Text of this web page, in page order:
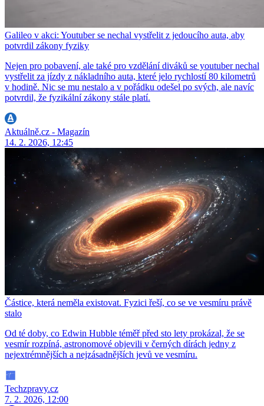
Galileo v akci: Youtuber se nechal vystřelit z jedoucího auta, aby
potvrdil zákony fyziky
Nejen pro pobavení, ale také pro vzdělání diváků se youtuber nechal
vystřelit za jízdy z nákladního auta, které jelo rychlostí 80 kilometrů
v hodině. Nic se mu nestalo a v pořádku odešel po svých, ale navíc
potvrdil, že fyzikální zákony stále platí.
Aktuálně.cz - Magazín
14. 2. 2026, 12:45
Částice, která neměla existovat. Fyzici řeší, co se ve vesmíru právě
stalo
Od té doby, co Edwin Hubble téměř před sto lety prokázal, že se
vesmír rozpíná, astronomové objevili v černých dírách jedny z
nejextrémnějších a nejzásadnějších jevů ve vesmíru.
Techzpravy.cz
7. 2. 2026, 12:00